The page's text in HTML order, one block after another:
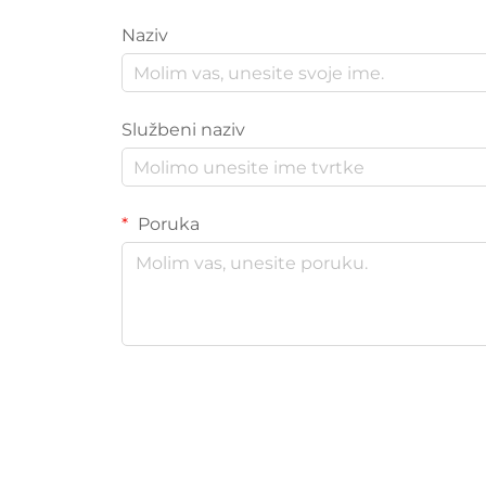
Naziv
Službeni naziv
Poruka